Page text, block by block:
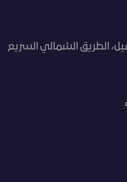
الطريق الشمالي السريع